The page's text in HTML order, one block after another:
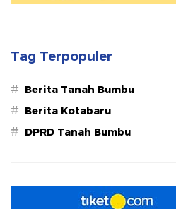
Tag Terpopuler
# Berita Tanah Bumbu
# Berita Kotabaru
# DPRD Tanah Bumbu